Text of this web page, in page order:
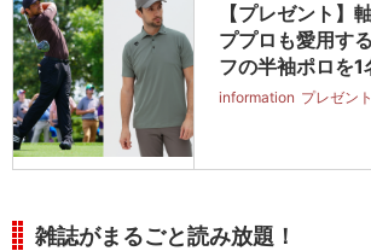
【プレゼント】
ププロも愛用す
フの半袖ポロを1
information プレゼント
雑誌がまるごと読み放題！